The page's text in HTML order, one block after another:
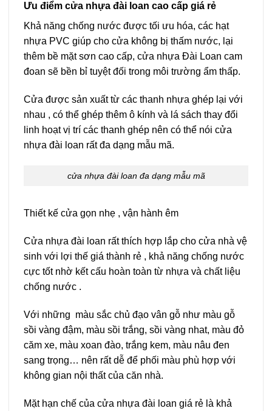
Ưu điểm cửa nhựa đài loan cao cấp giá rẻ
Khả năng chống nước được tối ưu hóa, các hạt
nhựa PVC giúp cho cửa không bị thấm nước, lại
thêm bề mặt sơn cao cấp, cửa nhựa Đài Loan cam
đoan sẽ bền bỉ tuyệt đối trong môi trường ẩm thấp.
Cửa được sản xuất từ các thanh nhựa ghép lại với
nhau , có thể ghép thêm ô kính và lá sách thay đổi
linh hoạt vị trí các thanh ghép nên có thể nói cửa
nhựa đài loan rất đa dạng mẫu mã.
cửa nhựa đài loan đa dạng mẫu mã
Thiết kế cửa gọn nhẹ , vận hành êm
Cửa nhựa đài loan rất thích hợp lắp cho cửa nhà vệ
sinh với lợi thế giá thành rẻ , khả năng chống nước
cực tốt nhờ kết cấu hoàn toàn từ nhựa và chất liệu
chống nước .
Với những màu sắc chủ đạo vân gỗ như màu gỗ
sồi vàng đậm, màu sồi trắng, sồi vàng nhat, màu đỏ
căm xe, màu xoan đào, trắng kem, màu nâu đen
sang trọng… nên rất dễ để phối màu phù hợp với
không gian nội thất của căn nhà.
Mặt hạn chế của cửa nhựa đài loan giá rẻ là khả